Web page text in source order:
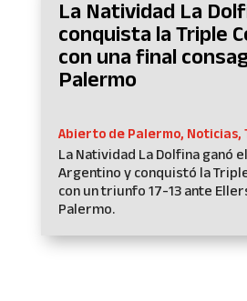
La Natividad La
conquista la Triple
con una final
Palermo
Abierto de Palermo, Noticias,
La Natividad La Dolfina ganó
Argentino y conquistó la
con un triunfo 17-13 ante
Palermo.